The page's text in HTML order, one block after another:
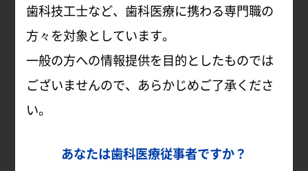
定プローブや、電動歯ブラシハイドロソニ
歯科技工士など、歯科医療に携わる専門職の
方々を対象としています。
一般の方への情報提供を目的としたものでは
ございませんので、あらかじめご了承くださ
い。
あなたは歯科医療従事者ですか？